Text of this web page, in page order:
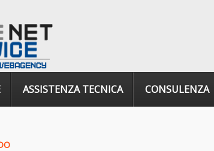
ASSISTENZA TECNICA CONSULENZA